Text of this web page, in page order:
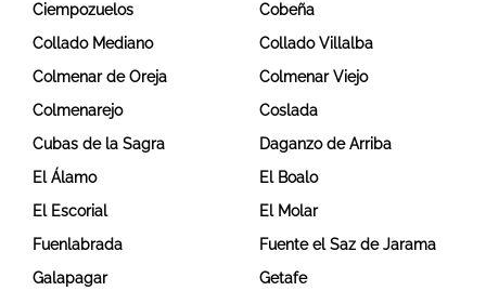
Ciempozuelos
Cobeña
Collado Mediano
Collado Villalba
Colmenar de Oreja
Colmenar Viejo
Colmenarejo
Coslada
Cubas de la Sagra
Daganzo de Arriba
El Álamo
El Boalo
El Escorial
El Molar
Fuenlabrada
Fuente el Saz de Jarama
Galapagar
Getafe